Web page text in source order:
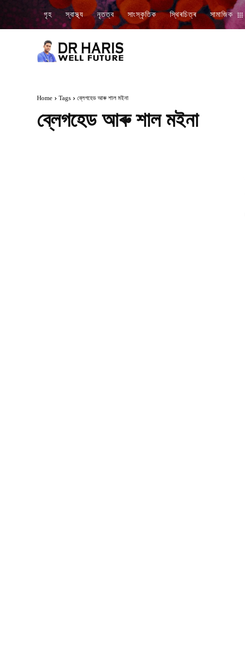
গৃহ স্বাস্থ্য নৃতত্ব সাংস্কৃতিক স্থিৰচিত্ৰ সামাজিক
Home Tags ব্লেগহেড আৰু শাল মইনা
ব্লেগহেড আৰু শাল মইনা